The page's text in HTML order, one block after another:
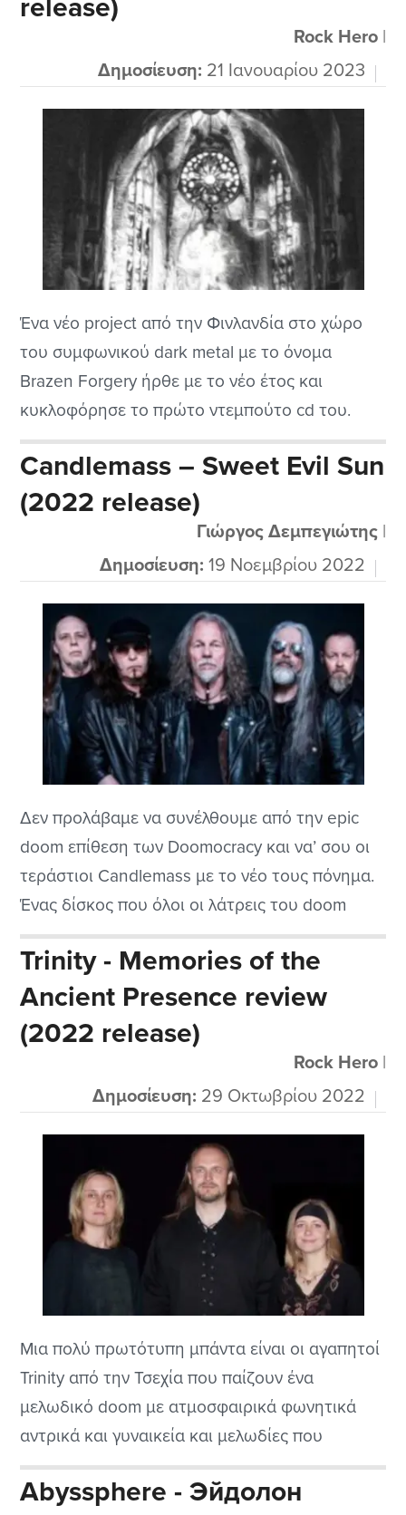
release)
Rock Hero|
Δημοσίευση: 21 Ιανουαρίου 2023
Ένα νέο project από την Φινλανδία στο χώρο
του συμφωνικού dark metal με το όνομα
Brazen Forgery ήρθε με το νέο έτος και
κυκλοφόρησε το πρώτο ντεμπούτο cd του.
Εκτός από dark metal υπάρχει μια μεγάλη
ποικιλία στοιχείων ώστε να ικανοποιήσει όσο
το δυνατόν ευρύτερο κοινό. Το αν τα
καταφέρνει εξαρτάται και από τα γούστα...
Candlemass – Sweet Evil Sun
(2022 release)
Γιώργος Δεμπεγιώτης|
Δημοσίευση: 19 Νοεμβρίου 2022
Δεν προλάβαμε να συνέλθουμε από την epic
doom επίθεση των Doomocracy και να’ σου οι
τεράστιοι Candlemass με το νέο τους πόνημα.
Ένας δίσκος που όλοι οι λάτρεις του doom
ήχου ανέμεναν με μεγάλη ανυπομονησία,
καθώς κάθε δισκογραφική απόπειρα του Leif
Edling και της (όποιας) παρέας του, είναι μια
είδηση που χρήζει προσοχής και μελέτης.
Trinity - Memories of the
Ancient Presence review
(2022 release)
Rock Hero|
Δημοσίευση: 29 Οκτωβρίου 2022
Μια πολύ πρωτότυπη μπάντα είναι οι αγαπητοί
Trinity από την Τσεχία που παίζουν ένα
μελωδικό doom με ατμοσφαιρικά φωνητικά
αντρικά και γυναικεία και μελωδίες που
περισσεύουν. Στην αρχή όταν το έβαλα νόμιζα
ότι θα μοιάζουν στους θρυλικούς Haggard η
Abyssphere - Эйдолон